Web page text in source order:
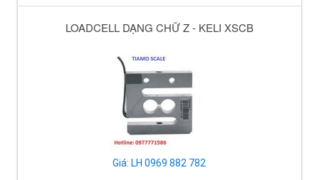
LOADCELL DẠNG CHỮ Z - KELI XSCB
Giá: LH 0969 882 782